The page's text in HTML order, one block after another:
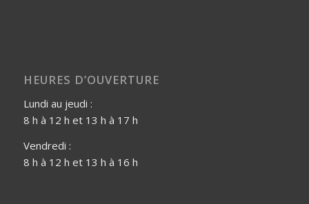
HEURES D’OUVERTURE
Lundi au jeudi :
8 h à 12 h et 13 h à 17 h
Vendredi :
8 h à 12 h et 13 h à 16 h